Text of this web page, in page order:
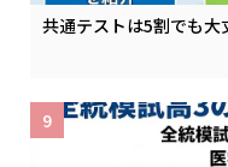
共通テストは5割でも大
9